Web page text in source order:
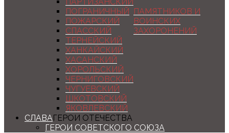
ПОГРАНИЧНЫЙ
ПОЖАРСКИЙ
СПАССКИЙ
ТЕРНЕЙСКИЙ
ХАНКАЙСКИЙ
ХАСАНСКИЙ
ХОРОЛЬСКИЙ
ЧЕРНИГОВСКИЙ
ЧУГУЕВСКИЙ
ШКОТОВСКИЙ
ЯКОВЛЕВСКИЙ
ПАМЯТНИКОВ И
ВОИНСКИХ
ЗАХОРОНЕНИЙ
СЛАВАГЕРОИ ОТЕЧЕСТВА
ГЕРОИ СОВЕТСКОГО СОЮЗА